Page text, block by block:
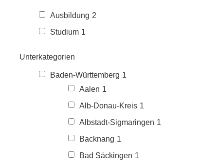
Ausbildung 2
Studium 1
Unterkategorien
Baden-Württemberg 1
Aalen 1
Alb-Donau-Kreis 1
Albstadt-Sigmaringen 1
Backnang 1
Bad Säckingen 1